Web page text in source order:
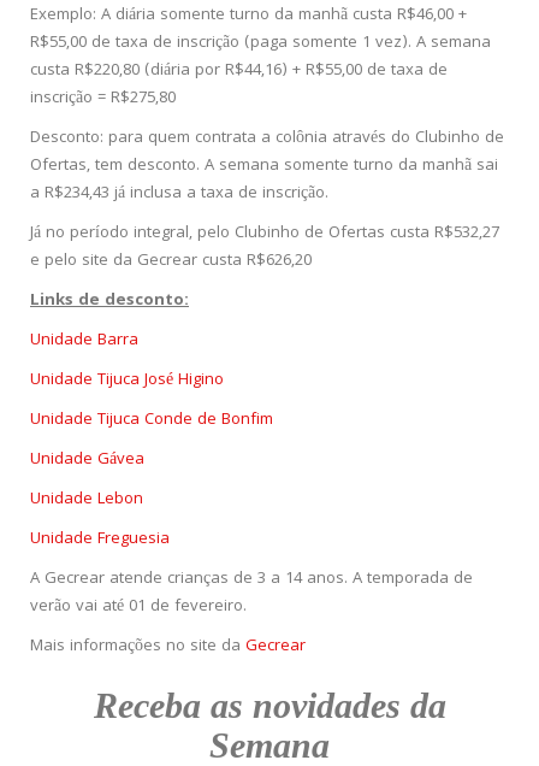
Exemplo: A diária somente turno da manhã custa R$46,00 +
R$55,00 de taxa de inscrição (paga somente 1 vez). A semana
custa R$220,80 (diária por R$44,16) + R$55,00 de taxa de
inscrição = R$275,80
Desconto: para quem contrata a colônia através do Clubinho de
Ofertas, tem desconto. A semana somente turno da manhã sai
a R$234,43 já inclusa a taxa de inscrição.
Já no período integral, pelo Clubinho de Ofertas custa R$532,27
e pelo site da Gecrear custa R$626,20
Links de desconto:
Unidade Barra
Unidade Tijuca José Higino
Unidade Tijuca Conde de Bonfim
Unidade Gávea
Unidade Lebon
Unidade Freguesia
A Gecrear atende crianças de 3 a 14 anos. A temporada de
verão vai até 01 de fevereiro.
Mais informações no site da Gecrear
Receba as novidades da
Semana